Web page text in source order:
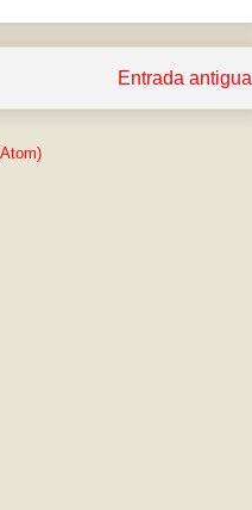
Entrada antigua